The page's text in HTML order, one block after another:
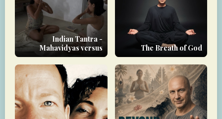
The Breath of God
Indian Tantra -
Mahavidyas versus
Nityas